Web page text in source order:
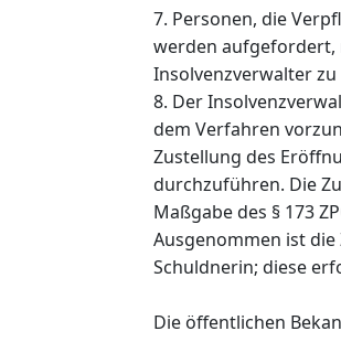
7. Personen, die
werden aufgefordert,
Insolvenzverwalter zu
8. Der
dem Verfahren
Zustellung des
durchzuführen. Die
Maßgabe des § 173
Ausgenommen ist
Schuldnerin; diese
Die öffentlichen